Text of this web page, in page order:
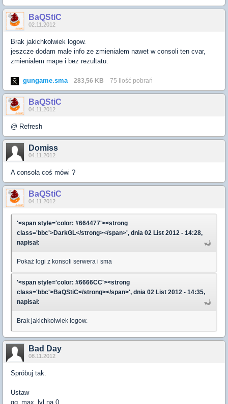
BaQStiC
02.11.2012
Brak jakichkolwiek logow.
jeszcze dodam male info ze zmienialem nawet w consoli ten cvar,
zmienialem mape i bez rezultatu.
gungame.sma 283,56 KB 75 Ilość pobrań
BaQStiC
04.11.2012
@ Refresh
Domiss
04.11.2012
A consola coś mówi ?
BaQStiC
04.11.2012
'<span style='color: #664477'><strong
class='bbc'>DarkGL</strong></span>', dnia 02 List 2012 - 14:28,
napisał:
Pokaż logi z konsoli serwera i sma
'<span style='color: #6666CC'><strong
class='bbc'>BaQStiC</strong></span>', dnia 02 List 2012 - 14:35,
napisał:
Brak jakichkolwiek logow.
Bad Day
08.11.2012
Spróbuj tak.
Ustaw
gg_max_lvl na 0